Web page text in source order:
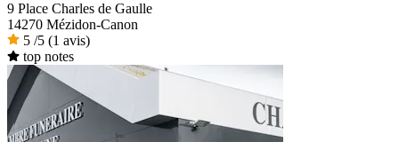
9 Place Charles de Gaulle
14270 Mézidon-Canon
5 /5 (1 avis)
top notes